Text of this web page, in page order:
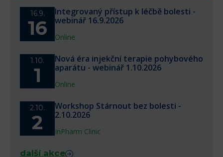
16.9.
16
Integrovaný přístup k léčbě bolesti -
webinář 16.9.2026
Online
1.10.
1
Nová éra injekční terapie pohybového
aparátu - webinář 1.10.2026
Online
2.10.
2
Workshop Stárnout bez bolesti -
2.10.2026
InPharm Clinic
další akce